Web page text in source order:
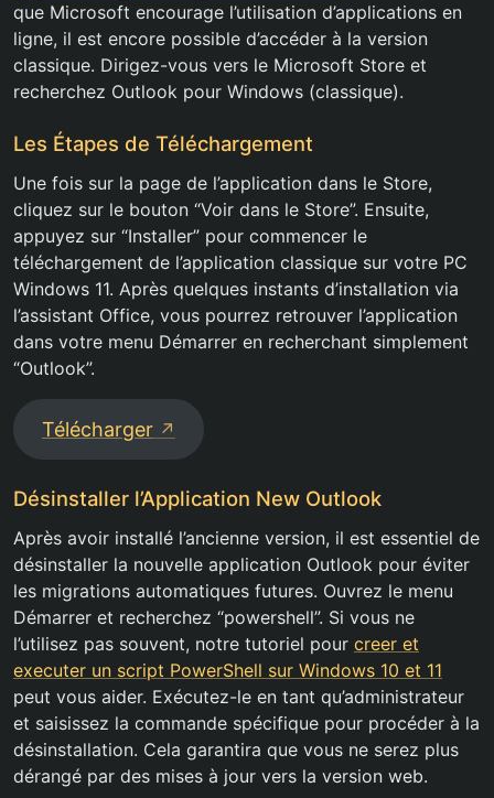
que Microsoft encourage l’utilisation d’applications en
ligne, il est encore possible d’accéder à la version
classique. Dirigez-vous vers le Microsoft Store et
recherchez Outlook pour Windows (classique).
Les Étapes de Téléchargement
Une fois sur la page de l’application dans le Store,
cliquez sur le bouton “Voir dans le Store”. Ensuite,
appuyez sur “Installer” pour commencer le
téléchargement de l’application classique sur votre PC
Windows 11. Après quelques instants d’installation via
l’assistant Office, vous pourrez retrouver l’application
dans votre menu Démarrer en recherchant simplement
“Outlook”.
Télécharger
Désinstaller l’Application New Outlook
Après avoir installé l’ancienne version, il est essentiel de
désinstaller la nouvelle application Outlook pour éviter
les migrations automatiques futures. Ouvrez le menu
Démarrer et recherchez “powershell”. Si vous ne
l’utilisez pas souvent, notre tutoriel pour creer et
executer un script PowerShell sur Windows 10 et 11
peut vous aider. Exécutez-le en tant qu’administrateur
et saisissez la commande spécifique pour procéder à la
désinstallation. Cela garantira que vous ne serez plus
dérangé par des mises à jour vers la version web.